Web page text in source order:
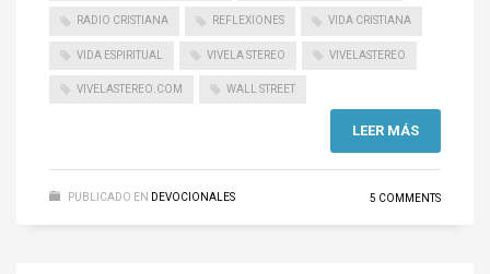
RADIO CRISTIANA REFLEXIONES VIDA CRISTIANA
VIDA ESPIRITUAL VIVELA STEREO VIVELASTEREO
VIVELASTEREO.COM WALL STREET
LEER MÁS
PUBLICADO EN DEVOCIONALES 5 COMMENTS